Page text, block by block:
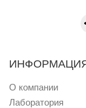
О компании
Лаборатория